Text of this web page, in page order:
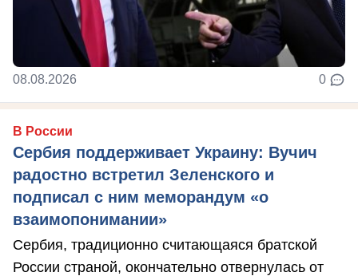
08.08.2026 0
В России
Сербия поддерживает Украину: Вучич
радостно встретил Зеленского и
подписал с ним меморандум «о
взаимопонимании»
Сербия, традиционно считающаяся братской
России страной, окончательно отвернулась от